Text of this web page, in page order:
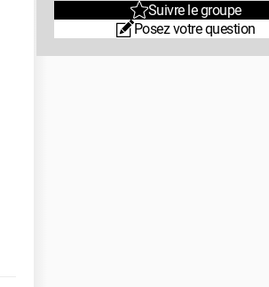
Suivre le groupe
Posez votre question